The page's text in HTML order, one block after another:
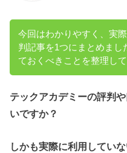
今回はわかりやすく、実
判記事を1つにまとめまし
ておくべきことを整理して
テックアカデミーの評判
いですか？
しかも実際に利用してい